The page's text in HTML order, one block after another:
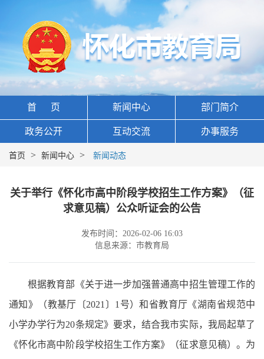
首 页 新闻中心 部门简介
政务公开 互动交流 办事服务
首页 > 新闻中心 > 新闻动态
关于举行《怀化市高中阶段学校招生工作方案》（征
求意见稿）公众听证会的公告
发布时间：2026-02-06 16:03
信息来源：市教育局
根据教育部《关于进一步加强普通高中招生管理工作的
通知》（教基厅〔2021〕1号）和省教育厅《湖南省规范中
小学办学行为20条规定》要求，结合我市实际，我局起草了
《怀化市高中阶段学校招生工作方案》（征求意见稿）。为